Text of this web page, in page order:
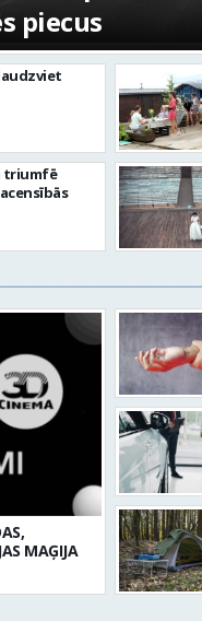
triumfē
MAĢIJA